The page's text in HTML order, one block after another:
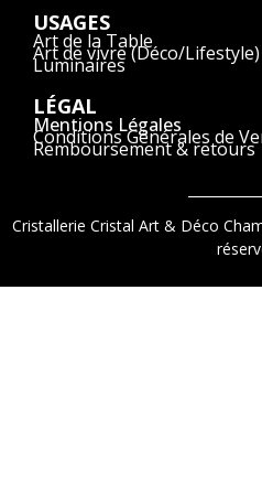
USAGES
Art de la Table
Art de vivre (Déco/Lifestyle)
Luminaires
LÉGAL
Mentions Légales
Conditions Générales de
Remboursement & retours
Cristallerie Cristal Art & Déco